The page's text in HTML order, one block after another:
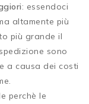
: essendoci
altamente più
più grande il
sono
a causa dei costi
perchè le